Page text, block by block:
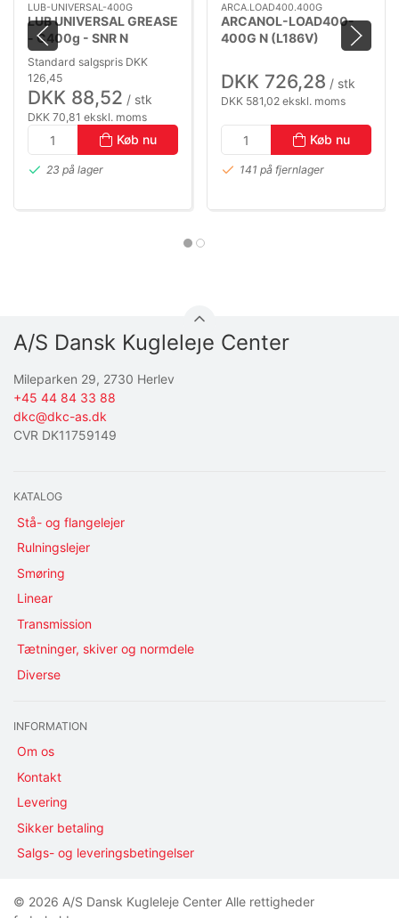
LUB-UNIVERSAL-400G
LUB UNIVERSAL GREASE
- C400g - SNR N
UNIVERSAL FEDT (-20
TO +120°C)
Standard salgspris DKK
126,45
DKK 88,52 / stk
DKK 70,81 ekskl. moms
Køb nu
23 på lager
ARCA.LOAD400.400G
ARCANOL-LOAD400-
400G N (L186V)
OPERATING TEMP.: -40
°C TO +130
DKK 726,28 / stk
DKK 581,02 ekskl. moms
Køb nu
141 på fjernlager
A/S Dansk Kugleleje Center
Mileparken 29, 2730 Herlev
+45 44 84 33 88
dkc@dkc-as.dk
CVR DK11759149
KATALOG
Stå- og flangelejer
Rulningslejer
Smøring
Linear
Transmission
Tætninger, skiver og normdele
Diverse
INFORMATION
Om os
Kontakt
Levering
Sikker betaling
Salgs- og leveringsbetingelser
© 2026 A/S Dansk Kugleleje Center Alle rettigheder